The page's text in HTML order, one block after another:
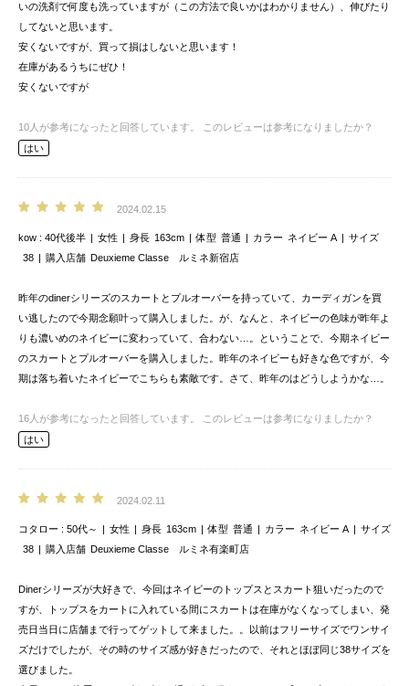
いの洗剤で何度も洗っていますが（この方法で良いかはわかりません）、伸びたり
してないと思います。
安くないですが、買って損はしないと思います！
在庫があるうちにぜひ！
安くないですが
10 人が参考になったと回答しています。
このレビューは参考になりましたか？
はい
2024.02.15
kow 40代後半 女性 身長 163cm 体型 普通 カラー ネイビー A
サイズ
38
購入店舗 Deuxieme Classe ルミネ新宿店
昨年のdinerシリーズのスカートとプルオーバーを持っていて、カーディガンを買
い逃したので今期念願叶って購入しました。が、なんと、ネイビーの色味が昨年よ
りも濃いめのネイビーに変わっていて、合わない…。ということで、今期ネイビー
のスカートとプルオーバーを購入しました。昨年のネイビーも好きな色ですが、今
期は落ち着いたネイビーでこちらも素敵です。さて、昨年のはどうしようかな…。
16 人が参考になったと回答しています。
このレビューは参考になりましたか？
はい
2024.02.11
コタロー 50代～ 女性 身長 163cm 体型 普通 カラー ネイビー A
サイズ
38
購入店舗 Deuxieme Classe ルミネ有楽町店
Dinerシリーズが大好きで、今回はネイビーのトップスとスカート狙いだったので
すが、トップスをカートに入れている間にスカートは在庫がなくなってしまい、発
売日当日に店舗まで行ってゲットして来ました。。以前はフリーサイズでワンサイ
ズだけでしたが、その時のサイズ感が好きだったので、それとほぼ同じ38サイズを
選びました。